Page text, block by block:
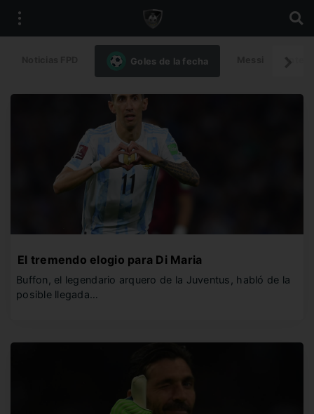
Goles de la fecha
El tremendo elogio para Di Maria
Buffon, el legendario arquero de la Juventus, habló de la
posible llegada…